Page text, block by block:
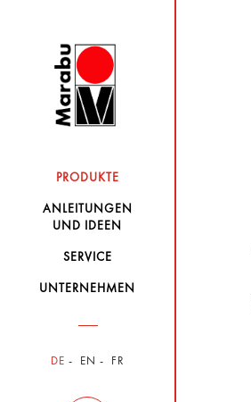
PRODUKTE
ANLEITUNGEN
UND IDEEN
SERVICE
UNTERNEHMEN
DE EN FR